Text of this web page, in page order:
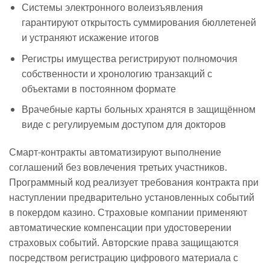
Системы электронного волеизъявления
гарантируют открытость суммирования бюллетеней
и устраняют искажение итогов
Регистры имущества регистрируют полномочия
собственности и хронологию транзакций с
объектами в постоянном формате
Врачебные карты больных хранятся в защищённом
виде с регулируемым доступом для докторов
Смарт-контракты автоматизируют выполнение
соглашений без вовлечения третьих участников.
Программный код реализует требования контракта при
наступлении предварительно установленных событий
в покердом казино. Страховые компании применяют
автоматические компенсации при удостоверении
страховых событий. Авторские права защищаются
посредством регистрацию цифрового материала с